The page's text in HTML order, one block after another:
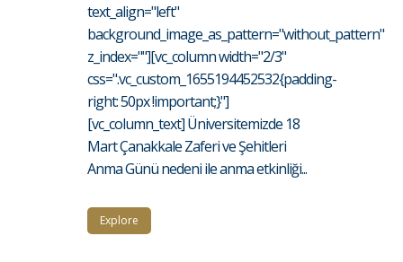
text_align="left"
background_image_as_pattern="without_pattern"
z_index=""][vc_column width="2/3"
css=".vc_custom_1655194452532{padding-
right: 50px !important;}"]
[vc_column_text] Üniversitemizde 18
Mart Çanakkale Zaferi ve Şehitleri
Anma Günü nedeni ile anma etkinliği...
Explore